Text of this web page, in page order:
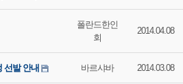
폴란드한인
회
2014.04.08
선발 안내 바르샤바 2014.03.08